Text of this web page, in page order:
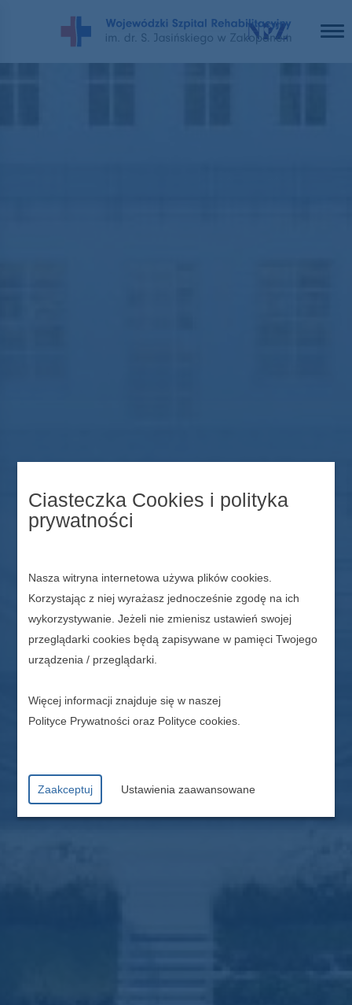
Ciasteczka Cookies i polityka
prywatności
Nasza witryna internetowa używa plików cookies.
Korzystając z niej wyrażasz jednocześnie zgodę na ich
wykorzystywanie. Jeżeli nie zmienisz ustawień swojej
przeglądarki cookies będą zapisywane w pamięci Twojego
urządzenia / przeglądarki.
Więcej informacji znajduje się w naszej
Polityce Prywatnościoraz Polityce cookies.
Zaakceptuj Ustawienia zaawansowane